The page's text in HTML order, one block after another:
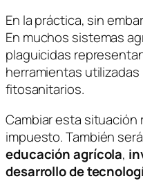
En la práctica, sin
En muchos sistemas
plaguicidas
herramientas
fitosanitarios.
Cambiar esta situación
impuesto. También
educación agrícola,
desarrollo de